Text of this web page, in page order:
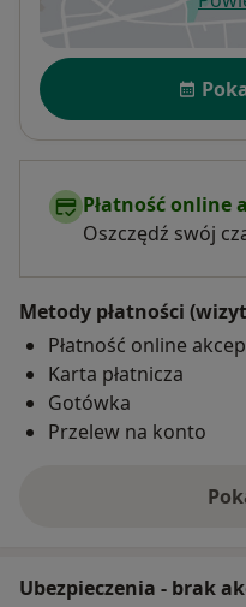
Dostępność
Płatność online
Oszczędź swój
Metody płatności
Płatność online
Karta płatnicza
Gotówka
Przelew na konto
Ubezpieczenia - brak